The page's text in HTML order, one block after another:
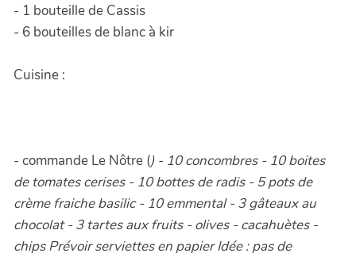
- 1 bouteille de Cassis
- 6 bouteilles de blanc à kir
Cuisine :
- commande Le Nôtre () - 10 concombres - 10 boites
de tomates cerises - 10 bottes de radis - 5 pots de
crème fraiche basilic - 10 emmental - 3 gâteaux au
chocolat - 3 tartes aux fruits - olives - cacahuètes -
chips Prévoir serviettes en papier Idée : pas de